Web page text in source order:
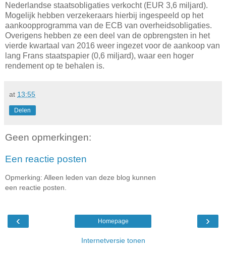
Nederlandse staatsobligaties verkocht (EUR 3,6 miljard).
Mogelijk hebben verzekeraars hierbij ingespeeld op het
aankoopprogramma van de ECB van overheidsobligaties.
Overigens hebben ze een deel van de opbrengsten in het
vierde kwartaal van 2016 weer ingezet voor de aankoop van
lang Frans staatspapier (0,6 miljard), waar een hoger
rendement op te behalen is.
at 13:55
Delen
Geen opmerkingen:
Een reactie posten
Opmerking: Alleen leden van deze blog kunnen
een reactie posten.
‹ ›
Homepage
Internetversie tonen